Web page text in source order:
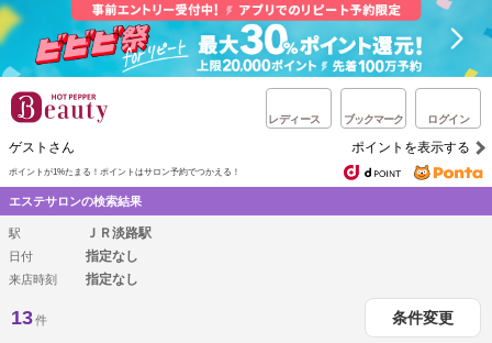
レディース ブックマーク ログイン
ゲストさん ポイントを表示する
ポイントが1%たまる！ ポイントはサロン予約でつかえる！
エステサロンの検索結果
駅 ＪＲ淡路駅
日付 指定なし
来店時刻 指定なし
13件 条件変更